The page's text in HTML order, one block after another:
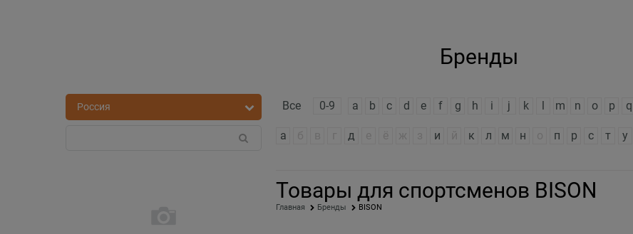
Бренды
Все 0-9 a b c d e f g h i j k m n o p q
а д и к л м н п р с т у
Товары для спортсменов BISON
Главная Бренды BISON